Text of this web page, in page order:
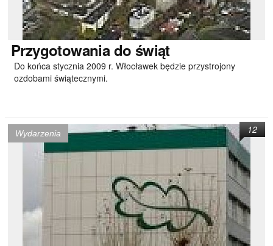
Przygotowaniado świąt
Do końca stycznia 2009 r. Włocławek będzie przystrojony
ozdobami świątecznymi.
Wydarzenia 12